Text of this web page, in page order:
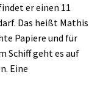
er einen 11
Das heißt Mathis
Papiere und für
Schiff geht es auf
Eine